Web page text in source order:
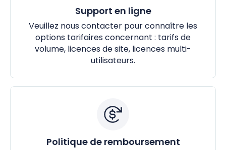
Support en ligne
Veuillez nous contacter pour connaître les
options tarifaires concernant : tarifs de
volume, licences de site, licences multi-
utilisateurs.
Politique de remboursement